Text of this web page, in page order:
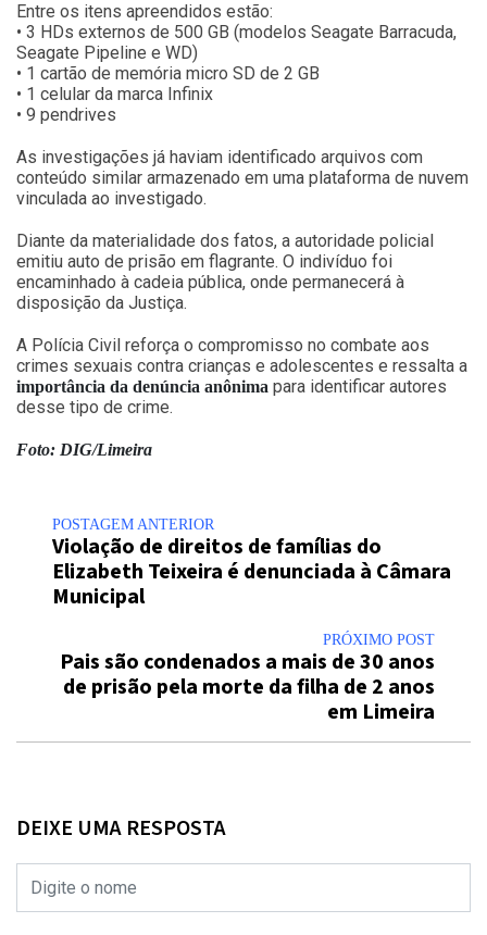
Entre os itens apreendidos estão:
• 3 HDs externos de 500 GB (modelos Seagate Barracuda,
Seagate Pipeline e WD)
• 1 cartão de memória micro SD de 2 GB
• 1 celular da marca Infinix
• 9 pendrives
As investigações já haviam identificado arquivos com
conteúdo similar armazenado em uma plataforma de nuvem
vinculada ao investigado.
Diante da materialidade dos fatos, a autoridade policial
emitiu auto de prisão em flagrante. O indivíduo foi
encaminhado à cadeia pública, onde permanecerá à
disposição da Justiça.
A Polícia Civil reforça o compromisso no combate aos
crimes sexuais contra crianças e adolescentes e ressalta a
importância da denúncia anônima para identificar autores
desse tipo de crime.
Foto: DIG/Limeira
POSTAGEM ANTERIOR
Violação de direitos de famílias do
Elizabeth Teixeira é denunciada à Câmara
Municipal
PRÓXIMO POST
Pais são condenados a mais de 30 anos
de prisão pela morte da filha de 2 anos
em Limeira
DEIXE UMA RESPOSTA